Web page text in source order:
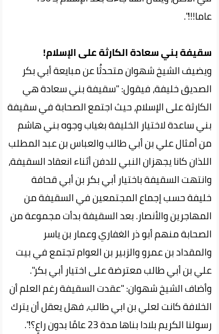
عاما!!!".
سقيفة بني سعادة الكارثة على الإسلام!
ويضيف الشيخ شهوان متحدثُا عن مبايعة أبي بكر
الصديق خليفة، فيقول: "سقيفة بني سعادة هي
الكارثة على الإسلام، حيث اجتمع الصحابة في سقيفة
بني ساعدة لاختيار الخليفة بغياب وجوه بني هاشم
من أمثال علي بن أبي طالب والعباس بن عبد المطلب
اللذان كانا يجهزان النبي للدفن أثناء انعقاد السقيفة،
وانتهت السقيفة باختيار أبي بكر بن أبي قحافة
خليفة حسب إجماع المجتمعين في السقيفة من
المهاجرين والأنصار. بعد السقيفة بدأت مجموعة من
الصحابة منهم أبو ذر الغفاري وعمار بن ياسر
والمقداد بن عمرو والزبير بن العوام تجتمع في بيت
علي بن أبي طالب معترضة على اختيار أبي بكر".
وأضاف الشيخ شهوان: "عقدت السقيفة رغم العلم أن
الخلافة كانت لعلي بن ابي طالب، فهل يعقل أن يترك
رسولنا الكريم بلادا بناها مدة 23 عامًا بدون راعٍ؟!".